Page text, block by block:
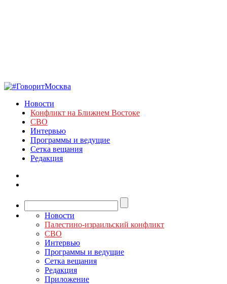
Новости
Конфликт на Ближнем Востоке
СВО
Интервью
Программы и ведущие
Сетка вещания
Редакция
Новости
Палестино-израильский конфликт
СВО
Интервью
Программы и ведущие
Сетка вещания
Редакция
Приложение